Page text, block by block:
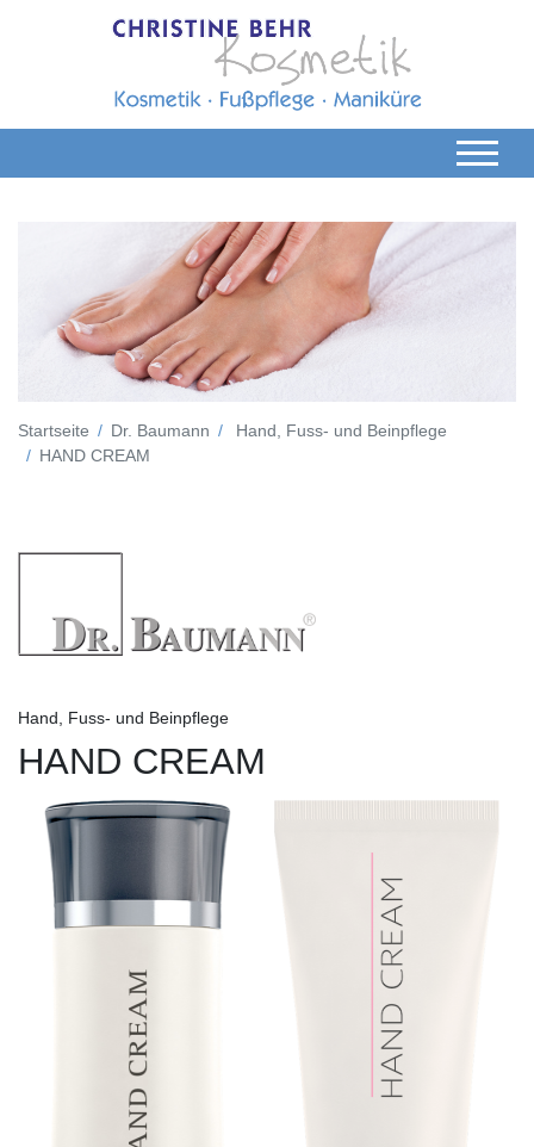
Startseite Dr. Baumann
Hand, Fuss- und Beinpflege
HAND CREAM
Hand, Fuss- und Beinpflege
HAND CREAM